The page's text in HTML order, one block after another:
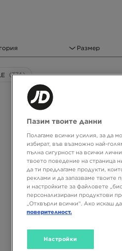
Размер
(374)
Пазим твоите данни
Полагаме всички усилия, за да
избират, във възможно най-
пълна сигурност на всички
твоето поведение на страница
да ти предлагаме продукти,
реклами и да запазваме
и настройките за файловете
персонализирани продуктови
„Отхвърли всички“. Ако искаш
поверителност.
Настройки